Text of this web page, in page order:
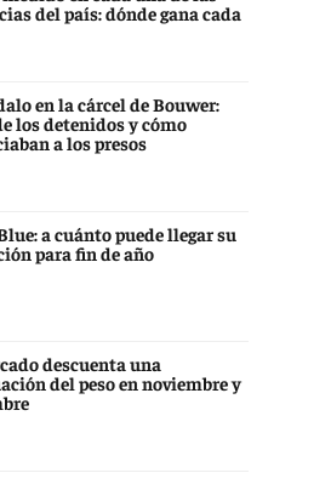
del país: dónde gana cada
en la cárcel de Bouwer:
los detenidos y cómo
a los presos
a cuánto puede llegar su
para fin de año
descuenta una
del peso en noviembre y